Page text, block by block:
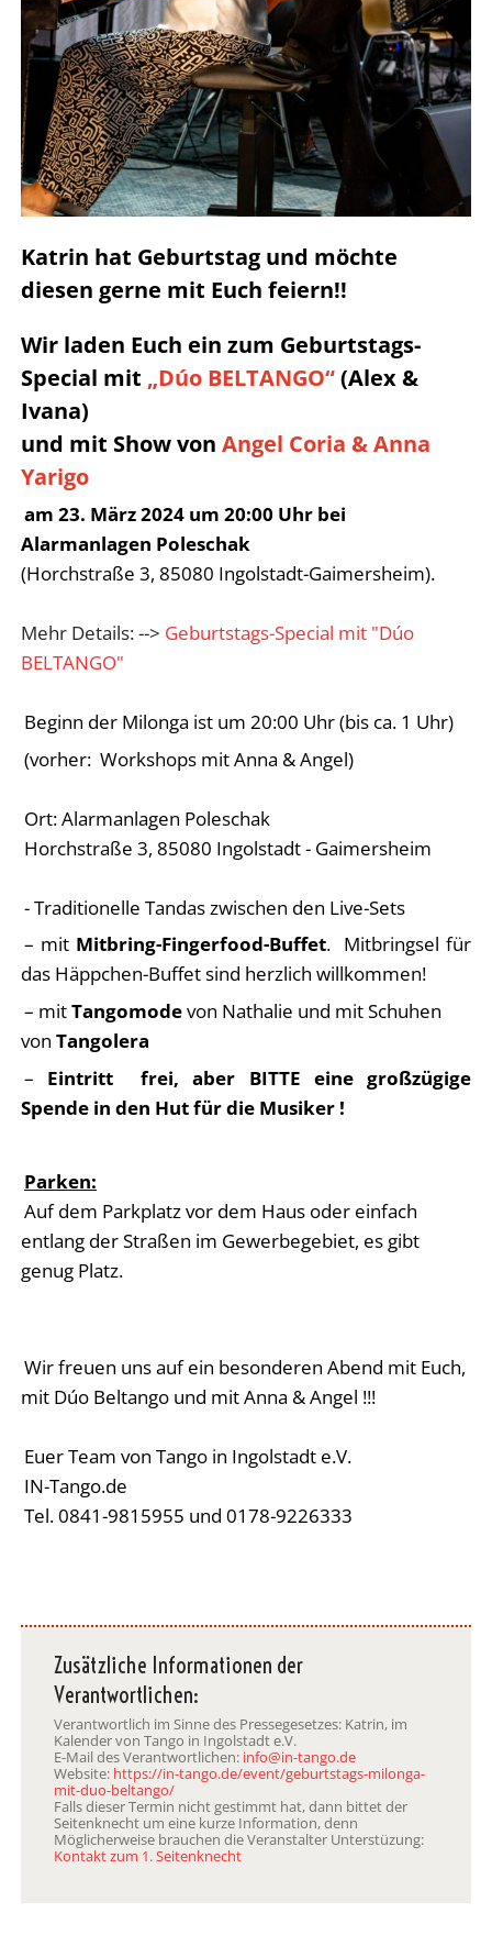
Katrin hat Geburtstag und möchte
diesen gerne mit Euch feiern!!
Wir laden Euch ein zum Geburtstags-
Special mit „Dúo BELTANGO“(Alex &
Ivana)
und mit Show von Angel Coria & Anna
Yarigo
am 23. März 2024 um 20:00 Uhr bei
Alarmanlagen Poleschak
(Horchstraße 3, 85080 Ingolstadt-Gaimersheim).
Mehr Details: --> Geburtstags-Special mit "Dúo
BELTANGO"
Beginn der Milonga ist um 20:00 Uhr (bis ca. 1 Uhr)
(vorher: Workshops mit Anna & Angel)
Ort: Alarmanlagen Poleschak
Horchstraße 3, 85080 Ingolstadt - Gaimersheim
- Traditionelle Tandas zwischen den Live-Sets
– mit Mitbring-Fingerfood-Buffet. Mitbringsel für
das Häppchen-Buffet sind herzlich willkommen!
– mitTangomodevon Nathalie und mit Schuhen
von Tangolera
– Eintritt frei, aber BITTE eine großzügige
Spende in den Hut für die Musiker !
Parken:
Auf dem Parkplatz vor dem Haus oder einfach
entlang der Straßen im Gewerbegebiet, es gibt
genug Platz.
Wir freuen uns auf ein besonderen Abend mit Euch,
mit Dúo Beltango und mit Anna & Angel !!!
Euer Team von Tango in Ingolstadt e.V.
IN-Tango.de
Tel. 0841-9815955 und 0178-9226333
Zusätzliche Informationen der
Verantwortlichen:
Verantwortlich im Sinne des Pressegesetzes: Katrin, im
Kalender von Tango in Ingolstadt e.V.
E-Mail des Verantwortlichen: info@in-tango.de
Website: https://in-tango.de/event/geburtstags-milonga-
mit-duo-beltango/
Falls dieser Termin nicht gestimmt hat, dann bittet der
Seitenknecht um eine kurze Information, denn
Möglicherweise brauchen die Veranstalter Unterstüzung:
Kontakt zum 1. Seitenknecht